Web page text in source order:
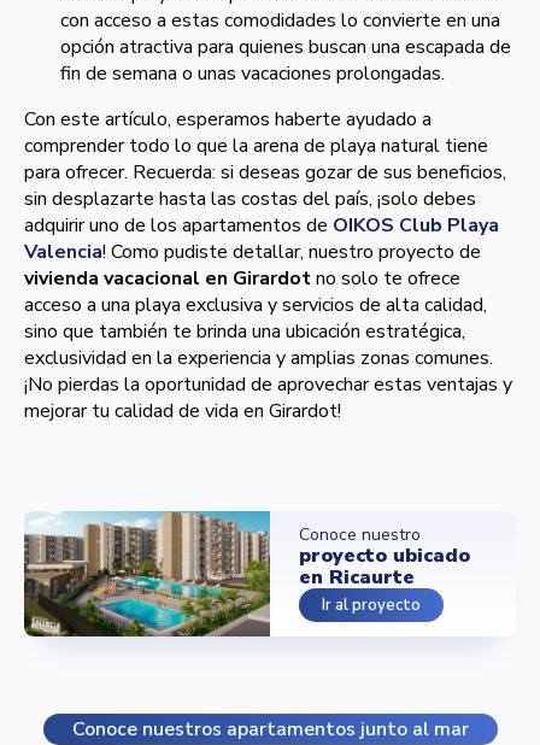
con acceso a estas comodidades lo convierte en una
opción atractiva para quienes buscan una escapada de
fin de semana o unas vacaciones prolongadas.
Con este artículo, esperamos haberte ayudado a
comprender todo lo que la arena de playa natural tiene
para ofrecer. Recuerda: si deseas gozar de sus beneficios,
sin desplazarte hasta las costas del país, ¡solo debes
adquirir uno de los apartamentos de OIKOS Club Playa
Valencia! Como pudiste detallar, nuestro proyecto de
vivienda vacacional en Girardotno solo te ofrece
acceso a una playa exclusiva y servicios de alta calidad,
sino que también te brinda una ubicación estratégica,
exclusividad en la experiencia y amplias zonas comunes.
¡No pierdas la oportunidad de aprovechar estas ventajas y
mejorar tu calidad de vida en Girardot!
Conoce nuestro
proyecto ubicado
en Ricaurte
Ir al proyecto
Conoce nuestros apartamentos junto al mar